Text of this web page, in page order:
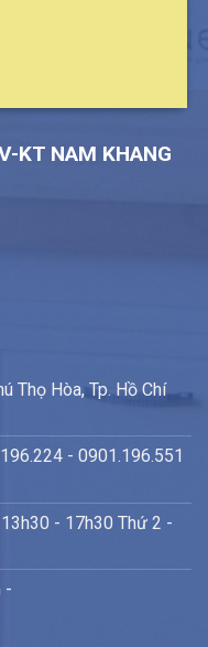
KT NAM KHANG
Thọ Hòa, Tp. Hồ Chí
- 0901.196.551
- 17h30 Thứ 2 -
-